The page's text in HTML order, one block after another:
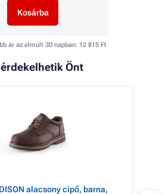
Kosárba
ár az elmúlt 30 napban: 12 815 Ft
Önt
alacsony cipő, barna,